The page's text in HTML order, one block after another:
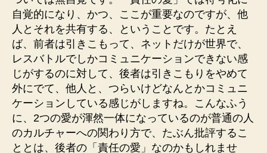
自覚的になり、かつ、ここが重要なのですが、他
人とそれを共有する、ということです。たとえ
ば、前者は引きこもって、ネットだけが世界で、
レスバトルでしかコミュニケーションできない感
じがするのに対して、後者は引きこもりをやめて
外にでて、他人と、つらいけどなんとかコミュニ
ケーションしている感じがしますね。こんなふう
に、2つの愛が渾然一体になっているのが普通の人
のカルチャーへの関わり方で、たぶん批評するこ
ととは、後者の「責任の愛」なのかもしれませ